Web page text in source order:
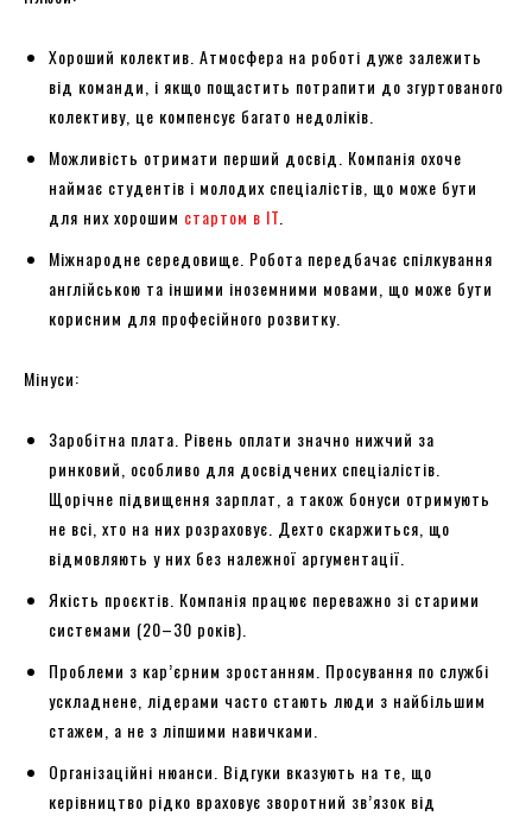
Хороший колектив. Атмосфера на роботі дуже залежить
від команди, і якщо пощастить потрапити до згуртованого
колективу, це компенсує багато недоліків.
Можливість отримати перший досвід. Компанія охоче
наймає студентів і молодих спеціалістів, що може бути
для них хорошим стартом в IT
Міжнародне середовище. Робота передбачає спілкування
англійською та іншими іноземними мовами, що може бути
корисним для професійного розвитку.
Мінуси:
Заробітна плата. Рівень оплати значно нижчий за
ринковий, особливо для досвідчених спеціалістів.
Щорічне підвищення зарплат, а також бонуси отримують
не всі, хто на них розраховує. Дехто скаржиться, що
відмовляють у них без належної аргументації.
Якість проєктів. Компанія працює переважно зі старими
системами (20–30 років).
Проблеми з кар’єрним зростанням. Просування по службі
ускладнене, лідерами часто стають люди з найбільшим
стажем, а не з ліпшими навичками.
Організаційні нюанси. Відгуки вказують на те, що
керівництво рідко враховує зворотний зв’язок від